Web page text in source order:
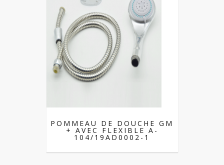
POMMEAU DE DOUCHE GM
+ AVEC FLEXIBLE A-
104/19AD0002-1